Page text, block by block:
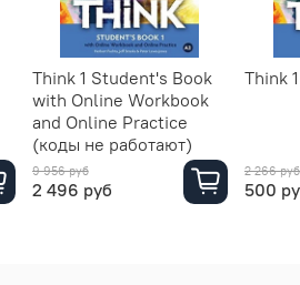
Think 1 Student's Book
with Online Workbook
and Online Practice
(коды не работают)
9 956 руб
2 496 руб
Think
2 266 руб
500